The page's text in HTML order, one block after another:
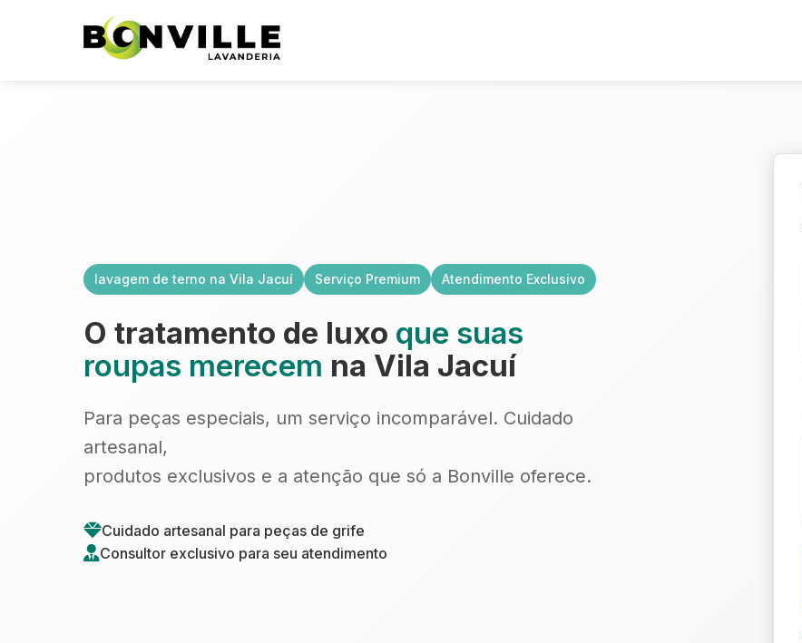
lavagem de terno na Vila Jacuí Serviço Premium Atendimento Exclusivo
O tratamento de luxo que suas
roupas merecem na Vila Jacuí
Para peças especiais, um serviço incomparável. Cuidado
artesanal,
produtos exclusivos e a atenção que só a Bonville oferece.
Cuidado artesanal para peças de grife
Consultor exclusivo para seu atendimento